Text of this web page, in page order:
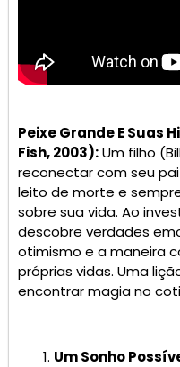
Peixe Grande E Suas
Fish, 2003):Um filho
reconectar com seu
leito de morte e
sobre sua vida. Ao
descobre verdades
otimismo e a maneira
próprias vidas. Uma
encontrar magia no
Um Sonho